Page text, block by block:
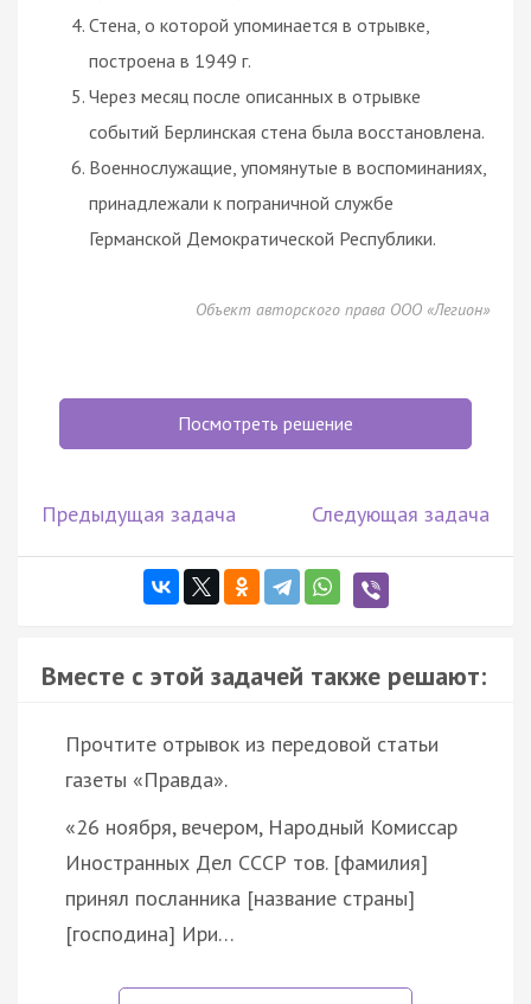
Стена, о которой упоминается в отрывке,
построена в 1949 г.
Через месяц после описанных в отрывке
событий Берлинская стена была восстановлена.
Военнослужащие, упомянутые в воспоминаниях,
принадлежали к пограничной службе
Германской Демократической Республики.
Объект авторского права ООО «Легион»
Посмотреть решение
Предыдущая задача Следующая задача
Вместе с этой задачей также решают:
Прочтите отрывок из передовой статьи
газеты «Правда».
«26 ноября, вечером, Народный Комиссар
Иностранных Дел СССР тов. [фамилия]
принял посланника [название страны]
[господина] Ири…